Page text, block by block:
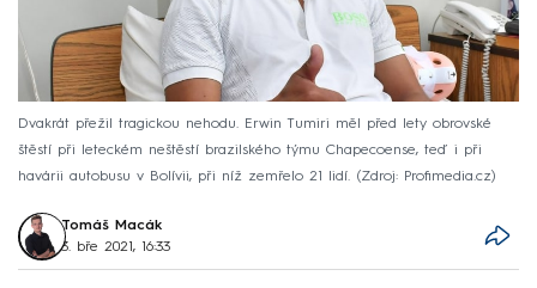
Dvakrát přežil tragickou nehodu. Erwin Tumiri měl před lety obrovské
štěstí při leteckém neštěstí brazilského týmu Chapecoense, teď i při
havárii autobusu v Bolívii, při níž zemřelo 21 lidí.
Zdroj: Profimedia.cz
Tomáš Macák
3. bře 2021, 16:33